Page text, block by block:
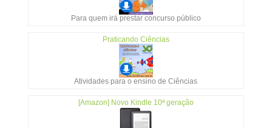
Para quem irá prestar concurso público
Praticando Ciências
Atividades para o ensino de Ciências
[Amazon] Novo Kindle 10ª geração